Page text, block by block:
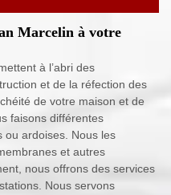
Marcelin à votre
à l’abri des
et de la réfection des
de votre maison et de
faisons différentes
ou ardoises. Nous les
et autres
nous offrons des services
Nous servons